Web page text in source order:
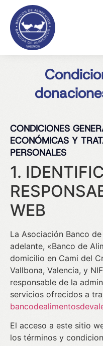
CONDICIONES
ECONÓMICAS Y
PERSONALES
1.
WEB
La Asociación Banco
adelante, «Banco de
domicilio en Cami del
Vallbona, Valencia, y
responsable de la
servicios ofrecidos a
El acceso a este sitio
los términos y